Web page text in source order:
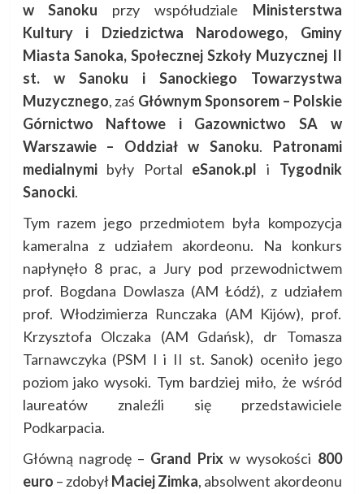
w Sanoku przy współudziale Ministerstwa
Kultury i Dziedzictwa Narodowego, Gminy
Miasta Sanoka, Społecznej Szkoły Muzycznej II
st. w Sanoku i Sanockiego Towarzystwa
Muzycznego, zaś Głównym Sponsorem – Polskie
Górnictwo Naftowe i Gazownictwo SA w
Warszawie – Oddział w Sanoku. Patronami
medialnymibyły Portal eSanok.pl i Tygodnik
Sanocki.
Tym razem jego przedmiotem była kompozycja
kameralna z udziałem akordeonu. Na konkurs
napłynęło 8 prac, a Jury pod przewodnictwem
prof. Bogdana Dowlasza (AM Łódź), z udziałem
prof. Włodzimierza Runczaka (AM Kijów), prof.
Krzysztofa Olczaka (AM Gdańsk), dr Tomasza
Tarnawczyka (PSM I i II st. Sanok) oceniło jego
poziom jako wysoki. Tym bardziej miło, że wśród
laureatów znaleźli się przedstawiciele
Podkarpacia.
Główną nagrodę – Grand Prix w wysokości 800
euro – zdobyłMaciej Zimka, absolwent akordeonu